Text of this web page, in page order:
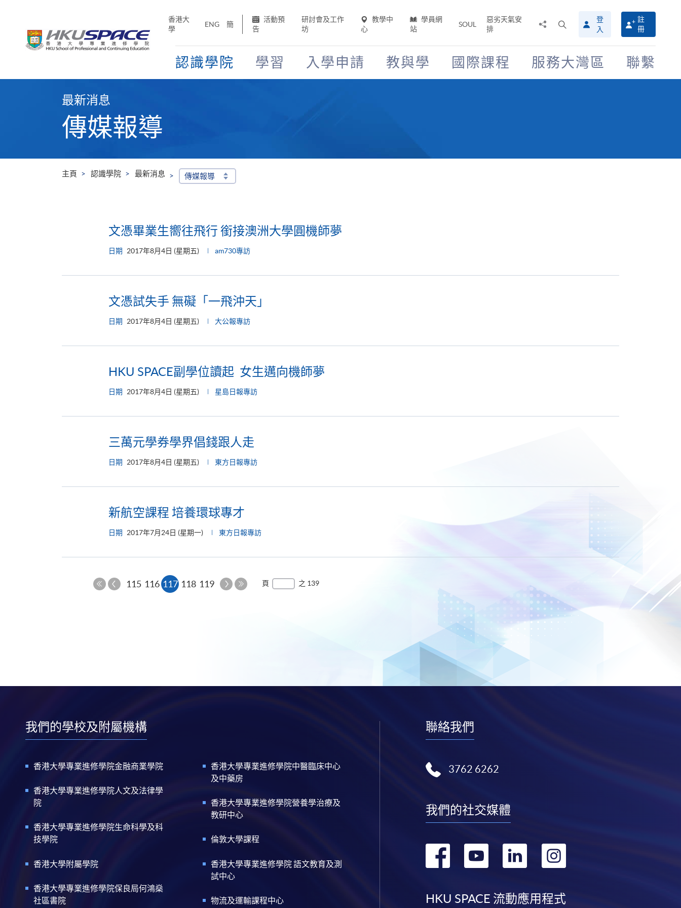
香港大
學
ENG 簡
活動預
告
研討會及工作
坊
教學中
心
學員網
站
SOUL
惡劣天氣安
排
搜
尋
介
面
登
入
註
冊
認識學院 學習 入學申請 教與學 國際課程 服務大灣區 聯繫
最新消息
傳媒報導
主頁 認識學院 最新消息 傳媒報導
文憑畢業生嚮往飛行 銜接澳洲大學圓機師夢
日期 2017年8月4日 (星期五) am730專訪
文憑試失手 無礙「一飛沖天」
日期 2017年8月4日 (星期五) 大公報專訪
HKU SPACE副學位讀起 女生邁向機師夢
日期 2017年8月4日 (星期五) 星島日報專訪
三萬元學券學界倡錢跟人走
日期 2017年8月4日 (星期五) 東方日報專訪
新航空課程 培養環球專才
日期 2017年7月24日 (星期一) 東方日報專訪
上 115 116 117本118 119
下
頁 之 139
我們的學校及附屬機構
香港大學專業進修學院金融商業學院
香港大學專業進修學院人文及法律學
院
香港大學專業進修學院生命科學及科
技學院
香港大學附屬學院
香港大學專業進修學院保良局何鴻燊
社區書院
香港大學專業進修學院中醫臨床中心
及中藥房
香港大學專業進修學院營養學治療及
教研中心
倫敦大學課程
香港大學專業進修學院 語文教育及測
試中心
物流及運輸課程中心
聯絡我們
3762 6262
我們的社交媒體
轉 轉 轉 轉
HKU SPACE 流動應用程式